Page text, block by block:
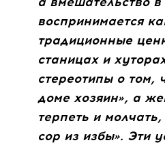
воспринимается
традиционные
станицах и
стереотипы о том,
доме хозяин», а
терпеть и
сор из избы». Эти